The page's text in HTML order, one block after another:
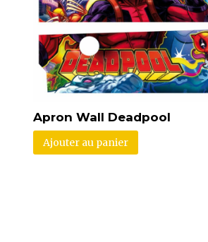
Apron Wall Deadpool
Ajouter au panier